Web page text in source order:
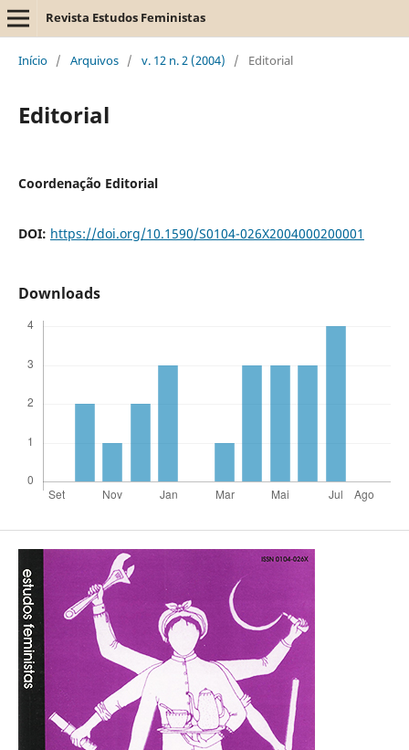
Revista Estudos Feministas
Início / Arquivos / v. 12 n. 2 (2004) / Editorial
Editorial
Coordenação Editorial
DOI: https://doi.org/10.1590/S0104-026X2004000200001
Downloads